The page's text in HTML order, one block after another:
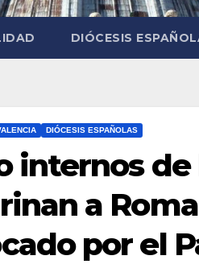
DIÓCESIS
DIÓCESIS ESPAÑOLAS
internos
a
por el